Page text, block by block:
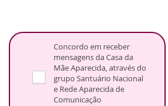
Concordo em receber
mensagens da Casa da
Mãe Aparecida, através do
grupo Santuário Nacional
e Rede Aparecida de
Comunicação